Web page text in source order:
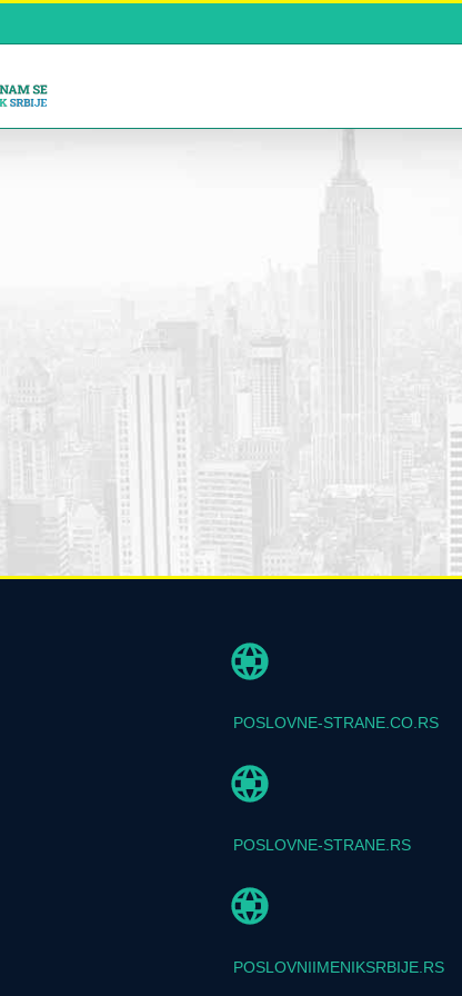
POSLOVNE-STRANE.CO.RS
POSLOVNE-STRANE.RS
POSLOVNIIMENIKSRBIJE.RS